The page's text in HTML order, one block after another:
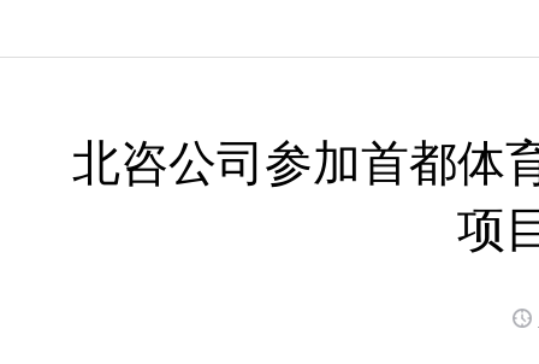
北咨公司参加首都体
项